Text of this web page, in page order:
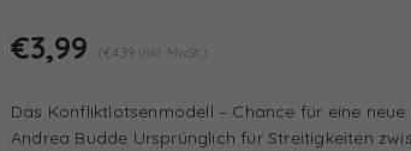
€3,99 (€4,39 Inkl. MwSt.)
Das Konfliktlotsenmodell – Chance für eine
Andrea Budde Ursprünglich für Streitigkeiten